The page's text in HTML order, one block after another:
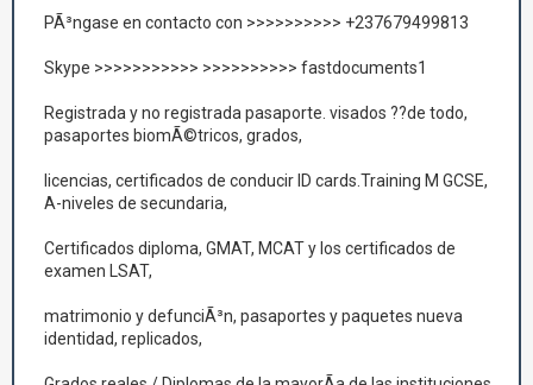
PÃ³ngase en contacto con >>>>>>>>>> +237679499813
Skype >>>>>>>>>>> >>>>>>>>>> fastdocuments1
Registrada y no registrada pasaporte. visados ??de todo,
pasaportes biomÃ©tricos, grados,
licencias, certificados de conducir ID cards.Training M GCSE,
A-niveles de secundaria,
Certificados diploma, GMAT, MCAT y los certificados de
examen LSAT,
matrimonio y defunciÃ³n, pasaportes y paquetes nueva
identidad, replicados,